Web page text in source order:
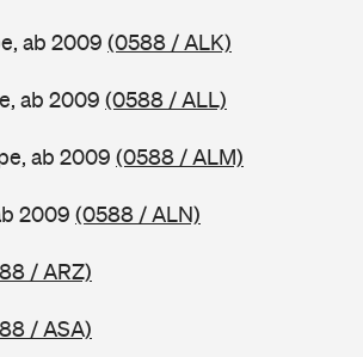
ab 2009 (0588 / ALK)
ab 2009 (0588 / ALL)
ab 2009 (0588 / ALM)
2009 (0588 / ALN)
/ ARZ)
/ ASA)